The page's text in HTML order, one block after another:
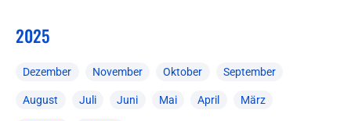
2025
Dezember November Oktober September
August Juli Juni Mai April März